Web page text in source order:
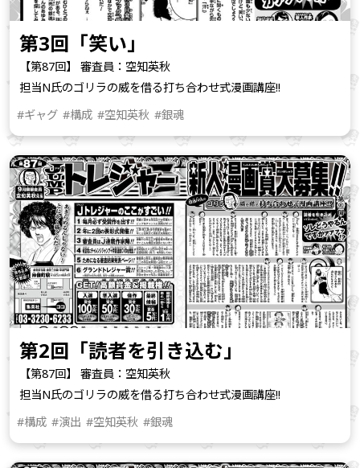
第3回「笑い」
【第87回】 審査員：空知英秋
担当N氏のゴリラの威を借る打ち合わせ式漫画講座!!
#ギャグ #構成 #空知英秋 #銀魂
第2回「読者を引き込む」
【第87回】 審査員：空知英秋
担当N氏のゴリラの威を借る打ち合わせ式漫画講座!!
#構成 #演出 #空知英秋 #銀魂